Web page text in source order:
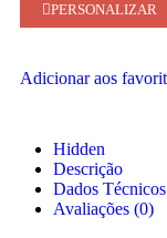
PERSONALIZAR
Adicionar aos
Hidden
Descrição
Dados Técnicos
Avaliações (0)